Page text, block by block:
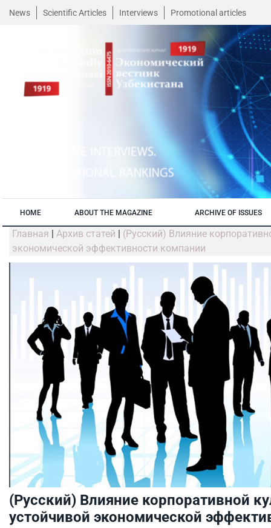
News Scientific Articles Interviews Promotional articles
HOME ABOUT THE MAGAZINE ARCHIVE OF ISSUES
Главная | Архив статей | (Русский) Влияние
экономической эффективности компании
(Русский) Влияние корпоративной
устойчивой экономической